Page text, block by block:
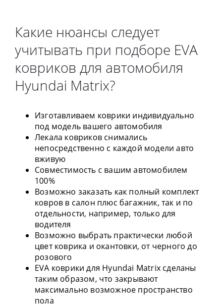
Какие нюансы следует
учитывать при подборе EVA
ковриков для автомобиля
Hyundai Matrix?
Изготавливаем коврики индивидуально
под модель вашего автомобиля
Лекала ковриков снимались
непосредственно с каждой модели авто
вживую
Совместимость с вашим автомобилем
100%
Возможно заказать как полный комплект
ковров в салон плюс багажник, так и по
отдельности, например, только для
водителя
Возможно выбрать практически любой
цвет коврика и окантовки, от черного до
розового
EVA коврики для Hyundai Matrix сделаны
таким образом, что закрывают
максимально возможное пространство
пола